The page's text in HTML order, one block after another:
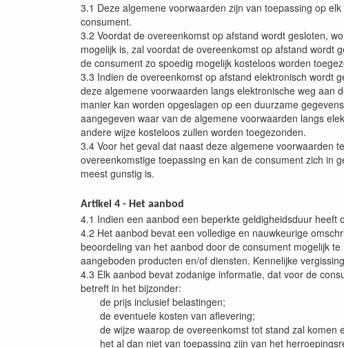
3.1 Deze algemene voorwaarden zijn van toepassing op
consument.
3.2 Voordat de overeenkomst op afstand wordt gesloten,
mogelijk is, zal voordat de overeenkomst op afstand wordt
de consument zo spoedig mogelijk kosteloos worden
3.3 Indien de overeenkomst op afstand elektronisch wordt
deze algemene voorwaarden langs elektronische weg aan
manier kan worden opgeslagen op een duurzame
aangegeven waar van de algemene voorwaarden langs
andere wijze kosteloos zullen worden toegezonden.
3.4 Voor het geval dat naast deze algemene voorwaarden
overeenkomstige toepassing en kan de consument zich in
meest gunstig is.
Artikel 4 - Het aanbod
4.1 Indien een aanbod een beperkte geldigheidsduur
4.2 Het aanbod bevat een volledige en nauwkeurige
beoordeling van het aanbod door de consument mogelijk
aangeboden producten en/of diensten. Kennelijke
4.3 Elk aanbod bevat zodanige informatie, dat voor de
betreft in het bijzonder:
de prijs inclusief belastingen;
de eventuele kosten van aflevering;
de wijze waarop de overeenkomst tot stand zal komen
het al dan niet van toepassing zijn van het